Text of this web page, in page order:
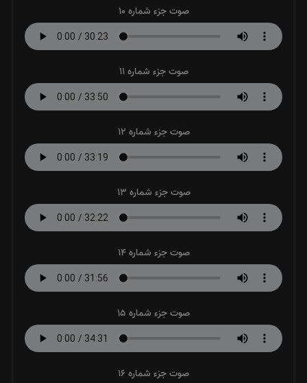
صوت جزء شماره 10
صوت جزء شماره 11
صوت جزء شماره 12
صوت جزء شماره 13
صوت جزء شماره 14
صوت جزء شماره 15
صوت جزء شماره 16